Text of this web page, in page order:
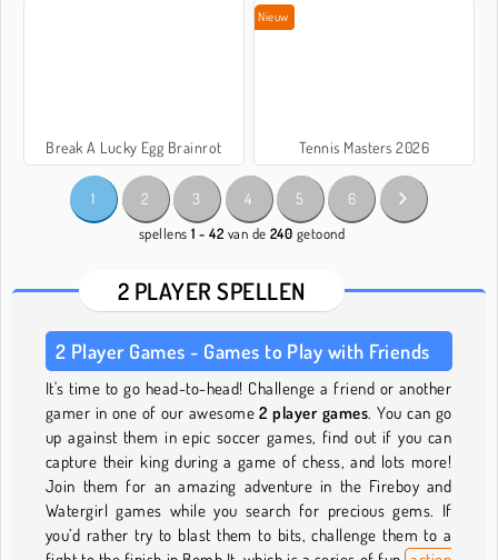
Break A Lucky Egg Brainrot
Nieuw
Tennis Masters 2026
1 2 3 4 5 6
spellens1 - 42 van de 240 getoond
2 PLAYER SPELLEN
2 Player Games - Games to Play with Friends
It's time to go head-to-head! Challenge a friend or another
gamer in one of our awesome2 player games. You can go
up against them in epic soccer games, find out if you can
capture their king during a game of chess, and lots more!
Join them for an amazing adventure in the Fireboy and
Watergirl games while you search for precious gems. If
you’d rather try to blast them to bits, challenge them to a